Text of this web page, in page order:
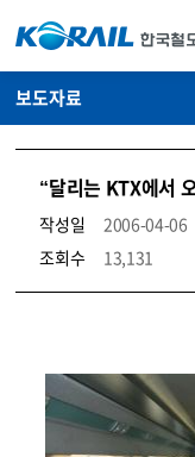
보도자료
“달리는 KTX에서
작성일
2006-04-06
조회수
13,131
뉴스·홍보_보도자료 상세보기 – 내용, 파일, 담당자 연락처로 구성